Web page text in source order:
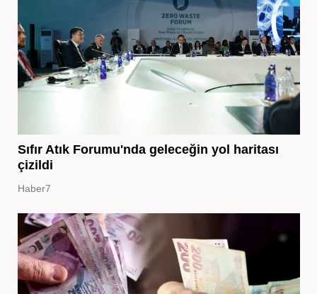
Sıfır Atık Forumu'nda geleceğin yol haritası
çizildi
Haber7